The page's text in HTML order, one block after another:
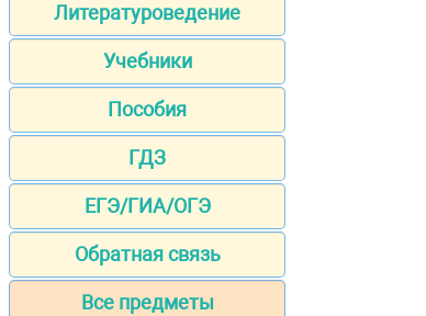
Литературоведение
Учебники
Пособия
ГДЗ
ЕГЭ/ГИА/ОГЭ
Обратная связь
Все предметы